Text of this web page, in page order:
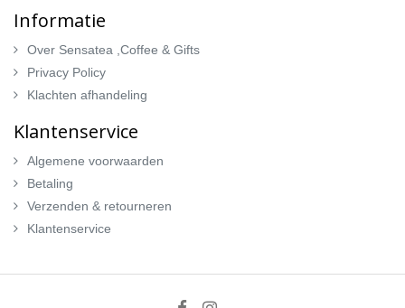
Informatie
Over Sensatea ,Coffee & Gifts
Privacy Policy
Klachten afhandeling
Klantenservice
Algemene voorwaarden
Betaling
Verzenden & retourneren
Klantenservice